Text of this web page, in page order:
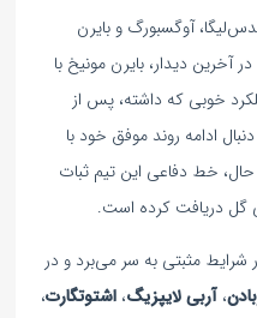
آوگسبورگ و بایرن
آخرین دیدار، بایرن مونیخ با
خوبی که داشته، پس از
دنبال ادامه روند موفق خود با
حال، خط دفاعی این تیم ثبات
گل دریافت کرده است.
شرایط مثبتی به سر می‌برد و در
،آر‌بی لایپزیگ،اشتوتگارت،